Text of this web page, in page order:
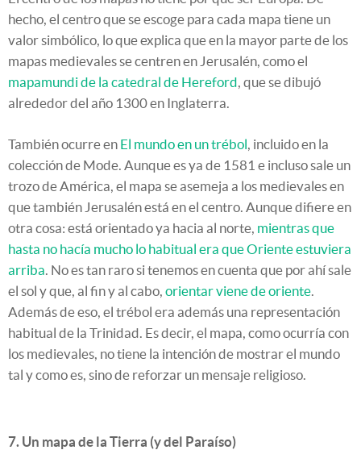
hecho, el centro que se escoge para cada mapa tiene un
valor simbólico, lo que explica que en la mayor parte de los
mapas medievales se centren en Jerusalén, como el
mapamundi de la catedral de Hereford , que se dibujó
alrededor del año 1300 en Inglaterra.
También ocurre en El mundo en un trébol , incluido en la
colección de Mode. Aunque es ya de 1581 e incluso sale un
trozo de América, el mapa se asemeja a los medievales en
que también Jerusalén está en el centro. Aunque difiere en
otra cosa: está orientado ya hacia al norte, mientras que
hasta no hacía mucho lo habitual era que Oriente estuviera
arriba . No es tan raro si tenemos en cuenta que por ahí sale
el sol y que, al fin y al cabo, orientar viene de oriente
Además de eso, el trébol era además una representación
habitual de la Trinidad. Es decir, el mapa, como ocurría con
los medievales, no tiene la intención de mostrar el mundo
tal y como es, sino de reforzar un mensaje religioso.
7. Un mapa de la Tierra (y del Paraíso)